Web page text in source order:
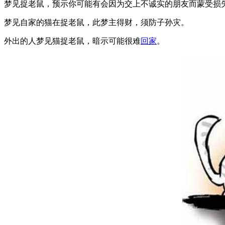
梦见捉老鼠，预示你可能有会因为交上不诚实的朋友而蒙受损
梦见自家的猫在捉老鼠，此梦主得财，须防子孙灾。
外出的人梦见猫捉老鼠，暗示可能很难回家。